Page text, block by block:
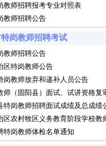
教师招聘报考专业对照表
教师招聘公告
岗教师招聘考试
教师招聘公告
区特岗教师公告
岗教师放弃和递补人员公告
师（固阳县）面试、试讲资格复
特岗教师招聘面试成绩及总成绩
区农村牧区义务教育阶段学校教
特岗教师体检名单通知